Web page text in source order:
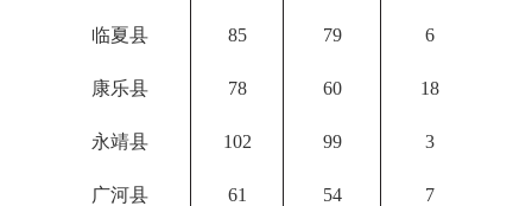
临夏县 85 79 6
康乐县 78 60 18
永靖县 102 99 3
广河县 61 54 7